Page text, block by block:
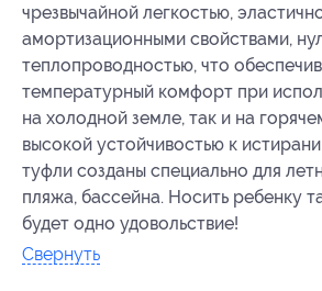
чрезвычайной легкостью,
амортизационными свойствами,
теплопроводностью, что
температурный комфорт при
на холодной земле, так и на
высокой устойчивостью к
туфли созданы специально для
пляжа, бассейна. Носить ребенку
будет одно удовольствие!
Свернуть